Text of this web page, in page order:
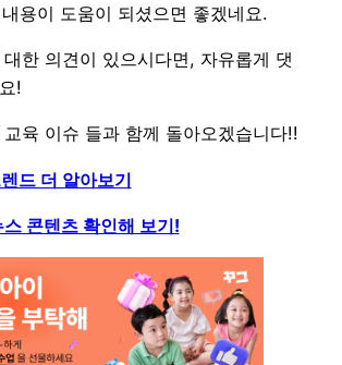
용이 도움이 되셨으면 좋겠네요.
한 의견이 있으시다면, 자유롭게 댓
!
육 이슈 들과 함께 돌아오겠습니다!!
드 더 알아보기
콘텐츠 확인해 보기!